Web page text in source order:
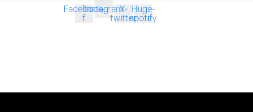
Facebook-
f
InstagramX-
twitter
Huge-
spotify